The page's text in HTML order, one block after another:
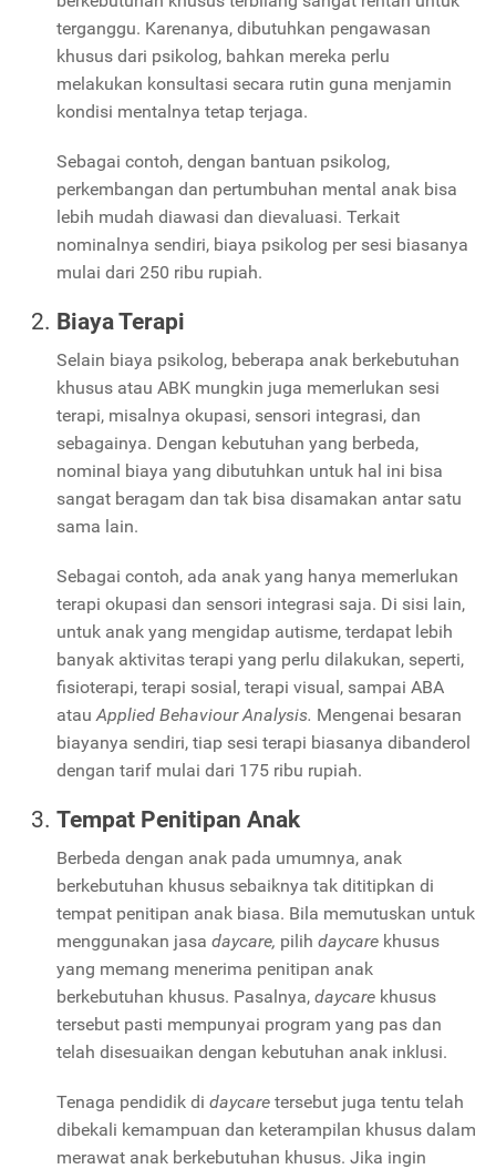
terganggu. Karenanya, dibutuhkan pengawasan
khusus dari psikolog, bahkan mereka perlu
melakukan konsultasi secara rutin guna menjamin
kondisi mentalnya tetap terjaga.
Sebagai contoh, dengan bantuan psikolog,
perkembangan dan pertumbuhan mental anak bisa
lebih mudah diawasi dan dievaluasi. Terkait
nominalnya sendiri, biaya psikolog per sesi biasanya
mulai dari 250 ribu rupiah.
Biaya Terapi
Selain biaya psikolog, beberapa anak berkebutuhan
khusus atau ABK mungkin juga memerlukan sesi
terapi, misalnya okupasi, sensori integrasi, dan
sebagainya. Dengan kebutuhan yang berbeda,
nominal biaya yang dibutuhkan untuk hal ini bisa
sangat beragam dan tak bisa disamakan antar satu
sama lain.
Sebagai contoh, ada anak yang hanya memerlukan
terapi okupasi dan sensori integrasi saja. Di sisi lain,
untuk anak yang mengidap autisme, terdapat lebih
banyak aktivitas terapi yang perlu dilakukan, seperti,
fisioterapi, terapi sosial, terapi visual, sampai ABA
atau Applied Behaviour Analysis. Mengenai besaran
biayanya sendiri, tiap sesi terapi biasanya dibanderol
dengan tarif mulai dari 175 ribu rupiah.
Tempat Penitipan Anak
Berbeda dengan anak pada umumnya, anak
berkebutuhan khusus sebaiknya tak dititipkan di
tempat penitipan anak biasa. Bila memutuskan untuk
menggunakan jasa daycare, pilih daycare khusus
yang memang menerima penitipan anak
berkebutuhan khusus. Pasalnya, daycare khusus
tersebut pasti mempunyai program yang pas dan
telah disesuaikan dengan kebutuhan anak inklusi.
Tenaga pendidik di daycare tersebut juga tentu telah
dibekali kemampuan dan keterampilan khusus dalam
merawat anak berkebutuhan khusus. Jika ingin